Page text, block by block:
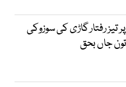
تیز رفتار گاڑی کی سوزوکی
جاں بحق